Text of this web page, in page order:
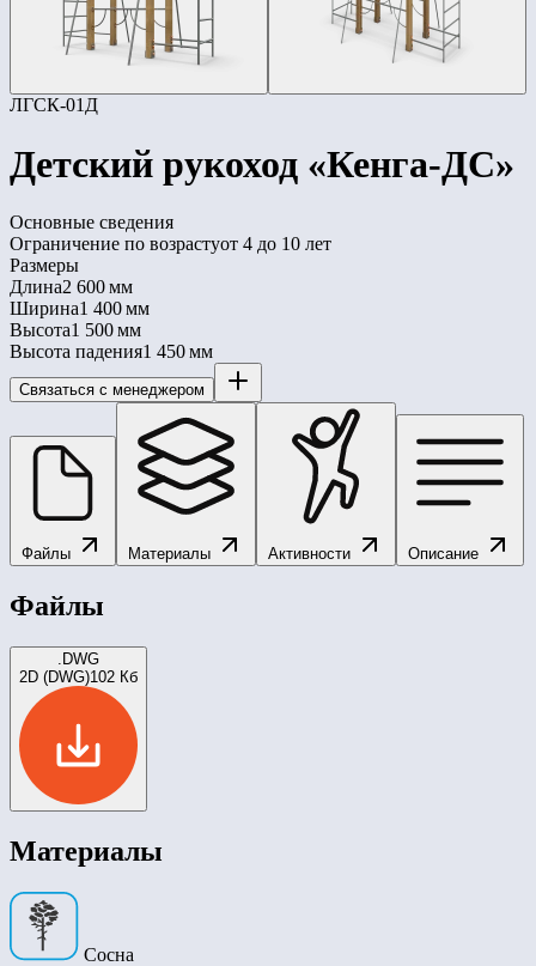
ЛГСК-01Д
Детский рукоход «Кенга-ДС»
Основные сведения
Ограничение по возрастуот 4 до 10 лет
Размеры
Длина2 600 мм
Ширина1 400 мм
Высота1 500 мм
Высота падения1 450 мм
Связаться с менеджером
Файлы Материалы Активности Описание
Файлы
.DWG
2D (DWG)102 Кб
Материалы
Сосна